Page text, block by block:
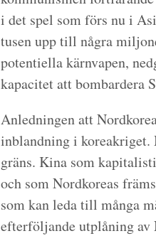
i det spel som förs nu i
tusen upp till några
potentiella kärnvapen,
kapacitet att bombardera
Anledningen att
inblandning i
gräns. Kina som
och som Nordkoreas
som kan leda till många
efterföljande utplåning av